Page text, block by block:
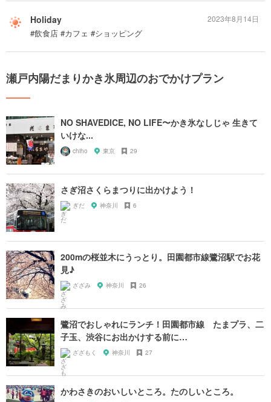
Holiday
#飲食店 #カフェ #ショッピング
2023年8月14日
瀬戸内陽だまりかき氷周辺のおでかけプラン
NO SHAVEDICE, NO LIFE〜かき氷なしじゃ 生きて
いけな...
chiho 東京 29
さぎ沼さくらまつりに出かけよう！
ぎだ 神奈川 6
200mの桜並木にうっとり。田園都市線鷺沼駅でお花
見♪
ざざみ 神奈川 26
鷺沼でおしゃれにランチ！田園都市線 たまプラ、二
子玉、渋谷にお出かけする前に…
ざざもく 神奈川 27
かわさきのおいしいところ。たのしいところ。